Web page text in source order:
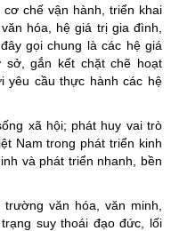
chế vận hành, triển khai
hóa, hệ giá trị gia đình,
gọi chung là các hệ giá
gắn kết chặt chẽ hoạt
yêu cầu thực hành các hệ
xã hội; phát huy vai trò
Nam trong phát triển kinh
và phát triển nhanh, bền
văn hóa, văn minh,
suy thoái đạo đức, lối